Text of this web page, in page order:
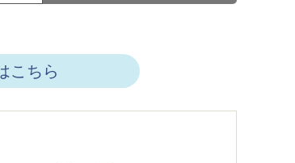
こちら